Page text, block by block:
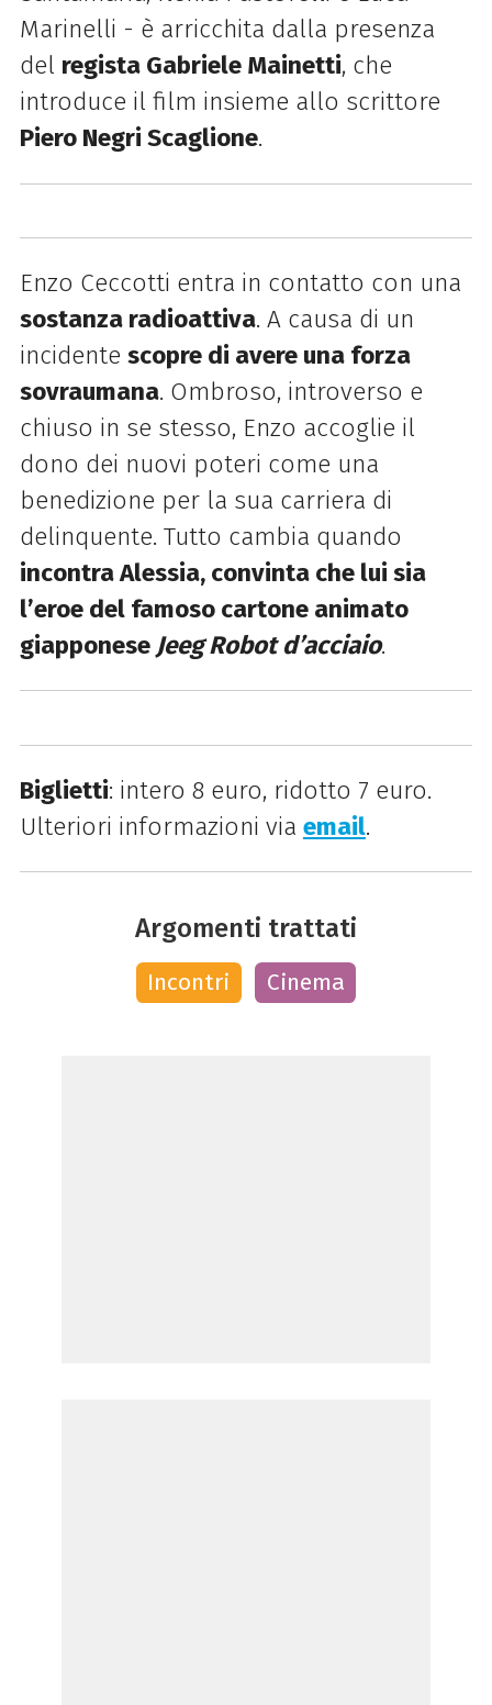
Marinelli - è arricchita dalla presenza
del regista Gabriele Mainetti, che
introduce il film insieme allo scrittore
Piero Negri Scaglione.
Enzo Ceccotti entra in contatto con una
sostanza radioattiva. A causa di un
incidente scopre di avere una forza
sovraumana. Ombroso, introverso e
chiuso in se stesso, Enzo accoglie il
dono dei nuovi poteri come una
benedizione per la sua carriera di
delinquente. Tutto cambia quando
incontra Alessia, convinta che lui sia
l’eroe del famoso cartone animato
giapponese Jeeg Robot d’acciaio.
Biglietti: intero 8 euro, ridotto 7 euro.
Ulteriori informazioni via email.
Argomenti trattati
Incontri Cinema